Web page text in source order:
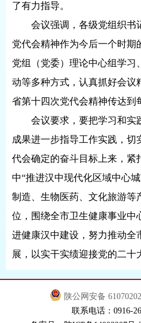
了有力指导。
会议强调，各级党组织书
党代会精神作为今后一个时期
党组（党委）理论中心组学习
动等多种方式，认真抓好会议
省第十四次党代会精神传达到
会议要求，要把学习和实
成果进一步指导工作实践，切
代会确定的奋斗目标上来，紧
中“推进汉中现代化区域中心
制造、生物医药、文化旅游等
位，围绕全市卫生健康事业中
进健康汉中建设，努力推动全
展，以实干实绩迎接党的二十
陕公网安备
联系电话：0916-